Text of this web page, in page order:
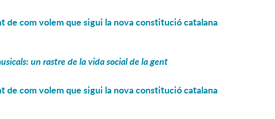
com volem que sigui la nova constitució catalana
un rastre de la vida social de la gent
com volem que sigui la nova constitució catalana